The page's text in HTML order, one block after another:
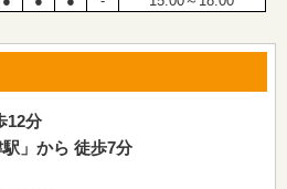
12分
」から 徒歩7分